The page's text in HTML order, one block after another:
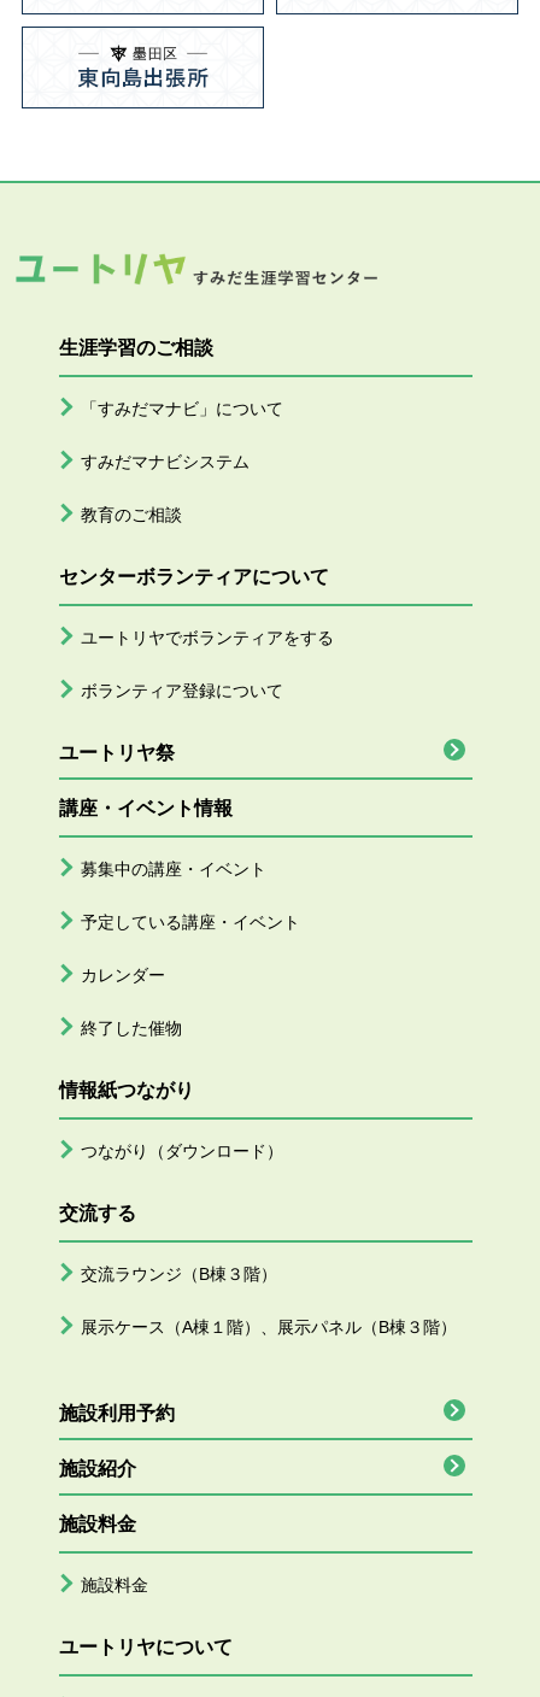
生涯学習のご相談
「すみだマナビ」について
すみだマナビシステム
教育のご相談
センターボランティアについて
ユートリヤでボランティアをする
ボランティア登録について
ユートリヤ祭
講座・イベント情報
募集中の講座・イベント
予定している講座・イベント
カレンダー
終了した催物
情報紙つながり
つながり（ダウンロード）
交流する
交流ラウンジ（B棟３階）
展示ケース（A棟１階）、展示パネル（B棟３階）
施設利用予約
施設紹介
施設料金
施設料金
ユートリヤについて